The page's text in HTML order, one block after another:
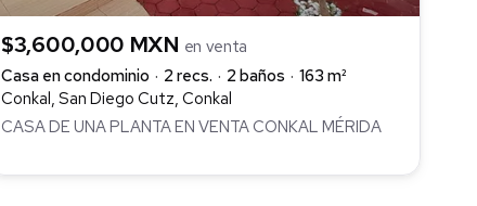
$3,600,000 MXN en venta
Casa en condominio
2 recs. 2 baños
163 m²
Conkal, San Diego Cutz, Conkal
CASA DE UNA PLANTA EN VENTA CONKAL MÉRIDA